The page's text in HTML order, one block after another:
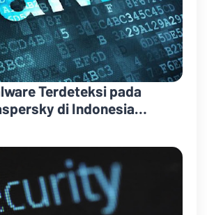
Terdeteksi pada
di Indonesia